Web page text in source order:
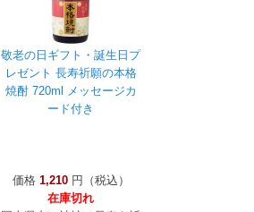
敬老の日ギフト・誕生日プ
レゼント 長寿祈願の本格
焼酎 720ml メッセージカ
ード付き
価格 1,210円（税込）
在庫切れ